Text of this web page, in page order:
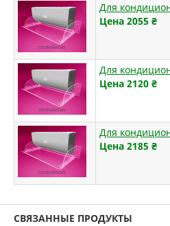
Для
Цена 2055 ₴
Для
Цена 2120 ₴
Для
Цена 2185 ₴
СВЯЗАННЫЕ ПРОДУКТЫ